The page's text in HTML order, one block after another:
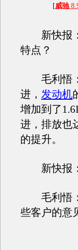
[威驰
新快报：
特点？
毛利悟：
进， 发动机
增加到了
进，排放也
的提升。
新快报：
毛利悟：
些客户的意